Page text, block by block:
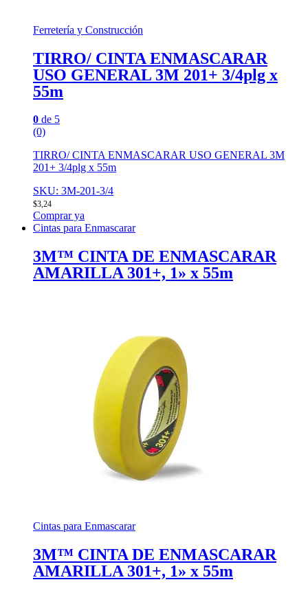
Ferretería y Construcción
TIRRO/ CINTA ENMASCARAR
USO GENERAL 3M 201+ 3/4plg x
55m
0 de 5
(0)
TIRRO/ CINTA ENMASCARAR USO GENERAL 3M
201+ 3/4plg x 55m
SKU: 3M-201-3/4
$3,24
Comprar ya
Cintas para Enmascarar
3M™ CINTA DE ENMASCARAR
AMARILLA 301+, 1» x 55m
Cintas para Enmascarar
3M™ CINTA DE ENMASCARAR
AMARILLA 301+, 1» x 55m